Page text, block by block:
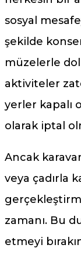
sosyal
şekilde
müzelerle
aktiviteler
yerler kapalı
olarak iptal
Ancak
veya çadırla
zamanı. Bu
etmeyi